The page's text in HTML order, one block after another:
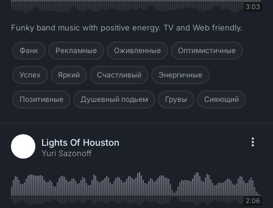
3:03
Funky band music with positive energy. TV and Web friendly.
Фанк Рекламные Оживленные Оптимистичные
Успех Яркий Счастливый Энергичные
Позитивные Душевный подьем Грувы Сияющий
Lights Of Houston
Yuri Sazonoff
2:06